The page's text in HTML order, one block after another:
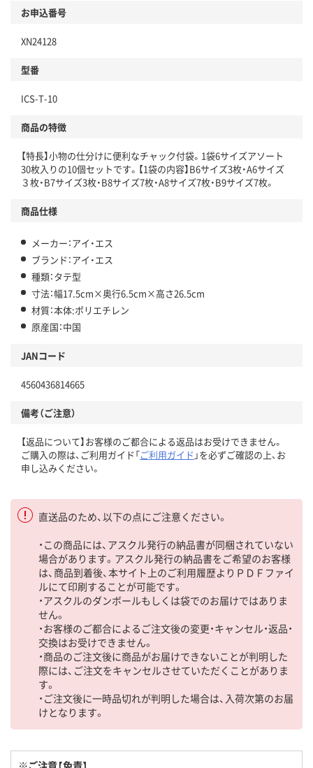
お申込番号
XN24128
型番
ICS-T-10
商品の特徴
【特長】小物の仕分けに便利なチャック付袋。1袋6サイズアソート
30枚入りの10個セットです。【1袋の内容】B6サイズ3枚・A6サイズ
３枚・B7サイズ3枚・B8サイズ7枚・A8サイズ7枚・B9サイズ7枚。
商品仕様
メーカー：アイ・エス
ブランド：アイ・エス
種類：タテ型
寸法：幅17.5cm×奥行6.5cm×高さ26.5cm
材質：本体:ポリエチレン
原産国：中国
JANコード
4560436814665
備考（ご注意）
【返品について】お客様のご都合による返品はお受けできません。
ご購入の際は、ご利用ガイド「ご利用ガイド 」を必ずご確認の上、お
申し込みください。
直送品のため、以下の点にご注意ください。
・この商品には、アスクル発行の納品書が同梱されていない
場合があります。アスクル発行の納品書をご希望のお客様
は、商品到着後、本サイト上のご利用履歴よりＰＤＦファイ
ルにて印刷することが可能です。
・アスクルのダンボールもしくは袋でのお届けではありま
せん。
・お客様のご都合によるご注文後の変更・キャンセル・返品・
交換はお受けできません。
・商品のご注文後に商品がお届けできないことが判明した
際には、ご注文をキャンセルさせていただくことがありま
す。
・ご注文後に一時品切れが判明した場合は、入荷次第のお届
けとなります。